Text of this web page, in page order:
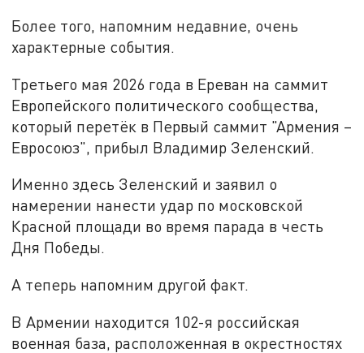
Более того, напомним недавние, очень
характерные события.
Третьего мая 2026 года в Ереван на саммит
Европейского политического сообщества,
который перетёк в Первый саммит "Армения –
Евросоюз", прибыл Владимир Зеленский.
Именно здесь Зеленский и заявил о
намерении нанести удар по московской
Красной площади во время парада в честь
Дня Победы.
А теперь напомним другой факт.
В Армении находится 102-я российская
военная база, расположенная в окрестностях